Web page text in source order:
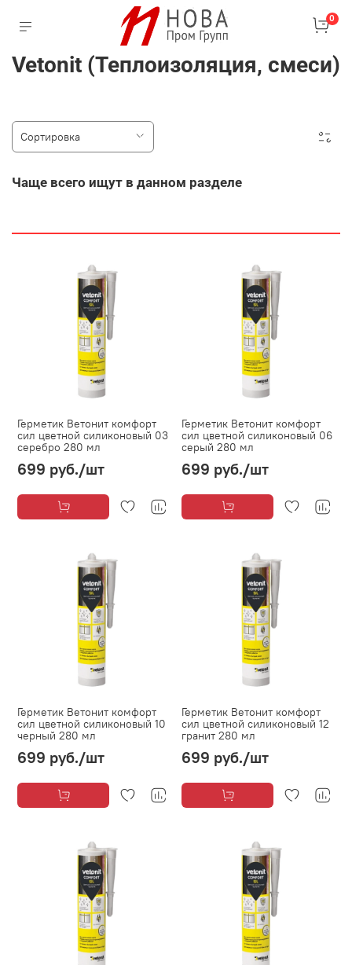
0
Vetonit (Теплоизоляция, смеси)
Чаще всего ищут в данном разделе
Герметик Ветонит комфорт
сил цветной силиконовый 03
серебро 280 мл
699 руб./шт
Герметик Ветонит комфорт
сил цветной силиконовый 06
серый 280 мл
699 руб./шт
Герметик Ветонит комфорт
сил цветной силиконовый 10
черный 280 мл
699 руб./шт
Герметик Ветонит комфорт
сил цветной силиконовый 12
гранит 280 мл
699 руб./шт